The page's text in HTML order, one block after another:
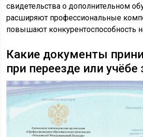
свидетельства о дополнительном
расширяют профессиональные
повышают конкурентоспособность
Какие документы
при переезде или учёбе